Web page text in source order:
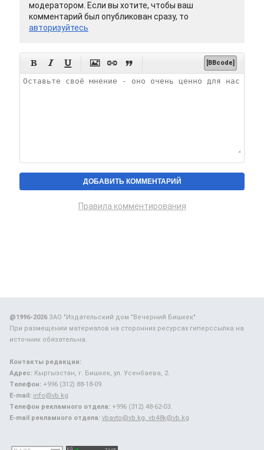
модератором. Если вы хотите, чтобы ваш
комментарий был опубликован сразу, то
авторизуйтесь
      [BBcode]
Правила комментирования
@1996-2026ЗАО "Издательский дом "Вечерний Бишкек"
При размещении материалов на сторонних ресурсах гиперссылка на
источник обязательна.
Контакты редакции:
Адрес: Кыргызстан, г. Бишкек, ул. Усенбаева, 2.
Телефон: +996 (312) 88-18-09.
E-mail: info@vb.kg
Телефон рекламного отдела: +996 (312) 48-62-03.
E-mail рекламного отдела: vbavto@vb.kg, vb48k@vb.kg